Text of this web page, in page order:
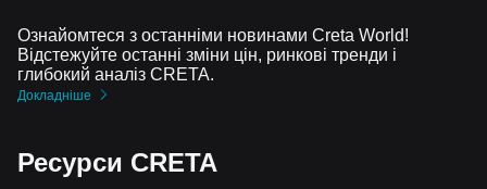
Ознайомтеся з останніми новинами Creta World!
Відстежуйте останні зміни цін, ринкові тренди і
глибокий аналіз CRETA.
Докладніше
Ресурси CRETA